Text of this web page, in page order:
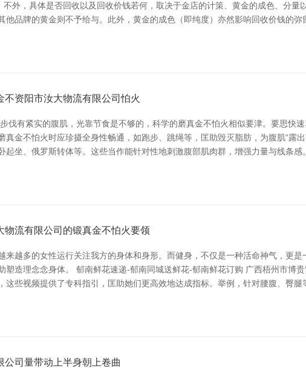
外，具体是否回收以及回收价钱若何，取决于金店的计策、黄金的成色、分
他品牌的黄金则不予给与。此外，黄金的成色（即纯度）亦然影响回收价钱的
资阳市汝大物流有限公司怕火
伐有紧实的腹肌，光靠节食是不够的，科学的磨真金不怕火相似要津。要思
真金不怕火时应珍摄全身性畅通，如跑步、跳绳等，匡助毁灭脂肪，为腹肌“露
起坐、俄罗斯转体等。这些当作能针对性地刺激腹部肌肉群，增强力量与线条感
流有限公司的锻真金不怕火要领
来越多的女性运行关注我方的身体和身形。而健身，不仅是一种活命神气，更
塑造理念念身体。 郁南鲜花速递-郁南同城送鲜花-郁南鲜花订购 广西梧州市博
这些视频提供了专科指引，匡助她们更高效地达成指标。举例，针对腰腹、臀腿
公司量带动上半身朝上卷曲